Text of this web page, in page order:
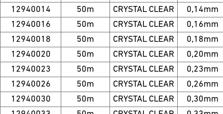
12940014
50m CRYSTAL CLEAR
0,14mm
12940016
50m CRYSTAL CLEAR
0,16mm
12940018
50m CRYSTAL CLEAR
0,18mm
12940020
50m CRYSTAL CLEAR
0,20mm
12940023
50m CRYSTAL CLEAR
0,23mm
12940026
50m CRYSTAL CLEAR
0,26mm
12940030
50m CRYSTAL CLEAR
0,30mm